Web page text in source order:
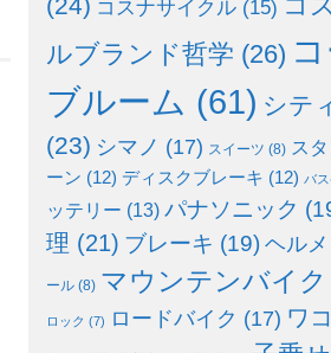
コスナサイクル (15)
ルブランド哲学 (26)
ブルーム (61) シテ
(23) シマノ (17) スイーツ (8) ス
ーン (12) ディスクブレーキ (12) バ
ッテリー (13) パナソニック
理 (21) ブレーキ (19) ヘルメ
ール (8) マウンテンバイク
ロック (7) ロードバイク (17) ワ